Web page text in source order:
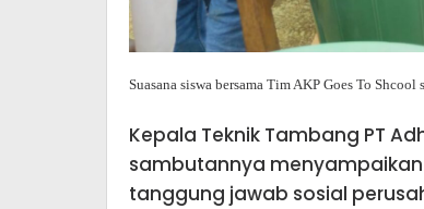
Suasana siswa bersama Tim AKP Goes To
Kepala Teknik Tambang PT
sambutannya
tanggung jawab sosial